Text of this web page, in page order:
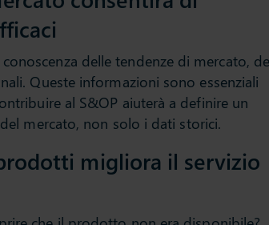
delle tendenze di mercato,
Queste informazioni sono essenziali
al S&OP aiuterà a definire un
mercato, non solo i dati storici.
migliora il servizio